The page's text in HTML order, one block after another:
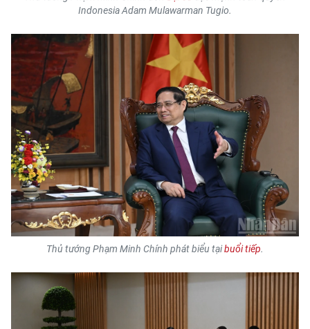
E-Magazine
Video
Media Chính trị
Media Kinh tế
Media Văn hóa
Media Xã hội
Media Pháp luật
Media Du lịch
Media Thể thao
Media Giáo dục
Indonesia Adam Mulawarman Tugio.
Thủ tướng Phạm Minh Chính phát biểu tạibuổi tiếp.